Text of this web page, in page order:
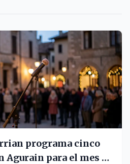
programa cinco
Agurain para el mes de